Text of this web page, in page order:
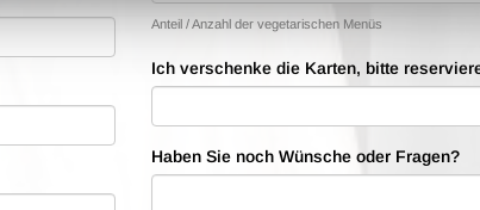
Anteil / Anzahl der vegetarischen Menüs
Ich verschenke die Karten, bitte
Haben Sie noch Wünsche oder Fragen?